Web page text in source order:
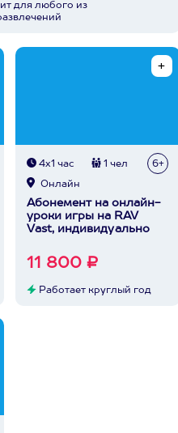
для любого из
4х1 час 1 чел 6+
Онлайн
Абонемент на онлайн-
уроки игры на RAV
Vast, индивидуально
11 800 ₽
Работает круглый год